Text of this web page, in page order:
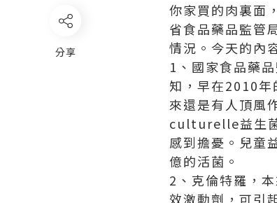
你家買的肉裏面
省食品藥品監管
情況。今天的內
1、國家食品藥
知，早在2010年
來還是有人頂風
culturelle益生
感到擔憂。兒童
億的活菌。
2、克倫特羅，
效激動劑，可引
分享